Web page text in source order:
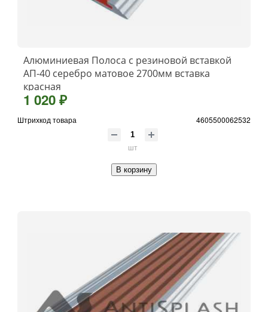
Алюминиевая Полоса с резиновой вставкой
АП-40 серебро матовое 2700мм вставка
красная
1 020 ₽
Штрихкод товара 4605500062532
шт
В корзину